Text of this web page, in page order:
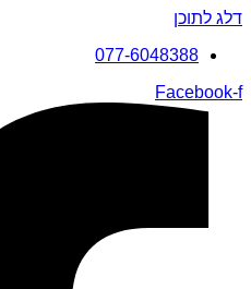
דלג לתוכן
077-6048388
Facebook-f